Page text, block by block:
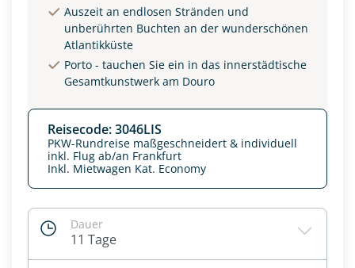
Auszeit an endlosen Stränden und
unberührten Buchten an der wunderschönen
Atlantikküste
Porto - tauchen Sie ein in das innerstädtische
Gesamtkunstwerk am Douro
Reisecode: 3046LIS
PKW-Rundreise maßgeschneidert & individuell
inkl. Flug ab/an Frankfurt
Inkl. Mietwagen Kat. Economy
Dauer
11 Tage
Option 1 Option 2
Weitere Informationen